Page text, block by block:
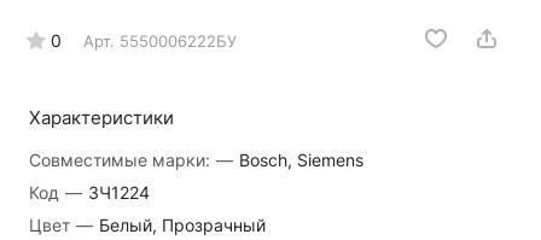
0 Арт. 5550006222БУ
Характеристики
Совместимые марки: — Bosch, Siemens
Код — ЗЧ1224
Цвет — Белый, Прозрачный